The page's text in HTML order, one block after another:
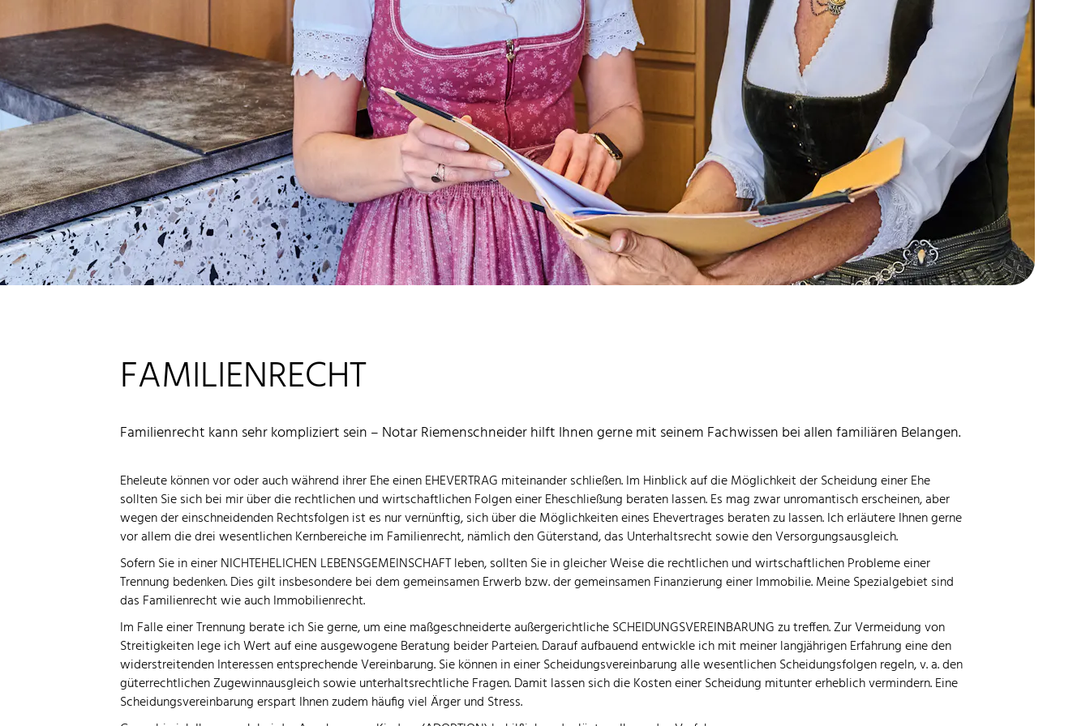
FAMILIENRECHT
Familienrecht kann sehr kompliziert sein – Notar Riemenschneider hilft Ihnen gerne mit seinem Fachwissen bei allen familiären Belangen.
Eheleute können vor oder auch während ihrer Ehe einen EHEVERTRAG miteinander schließen. Im Hinblick auf die Möglichkeit der Scheidung einer Ehe
sollten Sie sich bei mir über die rechtlichen und wirtschaftlichen Folgen einer Eheschließung beraten lassen. Es mag zwar unromantisch erscheinen, aber
wegen der einschneidenden Rechtsfolgen ist es nur vernünftig, sich über die Möglichkeiten eines Ehevertrages beraten zu lassen. Ich erläutere Ihnen gerne
vor allem die drei wesentlichen Kernbereiche im Familienrecht, nämlich den Güterstand, das Unterhaltsrecht sowie den Versorgungsausgleich.
Sofern Sie in einer NICHTEHELICHEN LEBENSGEMEINSCHAFT leben, sollten Sie in gleicher Weise die rechtlichen und wirtschaftlichen Probleme einer
Trennung bedenken. Dies gilt insbesondere bei dem gemeinsamen Erwerb bzw. der gemeinsamen Finanzierung einer Immobilie. Meine Spezialgebiet sind
das Familienrecht wie auch Immobilienrecht.
Im Falle einer Trennung berate ich Sie gerne, um eine maßgeschneiderte außergerichtliche SCHEIDUNGSVEREINBARUNG zu treffen. Zur Vermeidung von
Streitigkeiten lege ich Wert auf eine ausgewogene Beratung beider Parteien. Darauf aufbauend entwickle ich mit meiner langjährigen Erfahrung eine den
widerstreitenden Interessen entsprechende Vereinbarung. Sie können in einer Scheidungsvereinbarung alle wesentlichen Scheidungsfolgen regeln, v. a. den
güterrechtlichen Zugewinnausgleich sowie unterhaltsrechtliche Fragen. Damit lassen sich die Kosten einer Scheidung mitunter erheblich vermindern. Eine
Scheidungsvereinbarung erspart Ihnen zudem häufig viel Ärger und Stress.